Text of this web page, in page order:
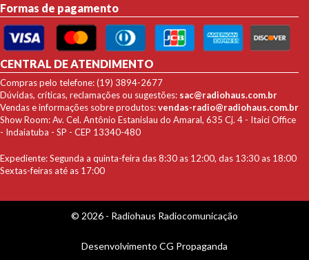
Formas de pagamento
CENTRAL DE ATENDIMENTO
Compras pelo telefone: (19) 3894-2677
Dúvidas, críticas, reclamações ou sugestões: sac@radiohaus.com.br
Vendas e informações sobre produtos:vendas-radio@radiohaus.com.br
Show Room: Av. Cel. Antônio Estanislau do Amaral, 635 Cj. 4 - Itaici Office
- Indaiatuba - SP - CEP 13340-480
Expediente: Segunda a quinta-feira das 8:30 as 12:00, das 13:30 as 18:00
Sextas-feiras até as 17:00
© 2026 - Radiohaus Radiocomunicação
Desenvolvimento CG Propaganda